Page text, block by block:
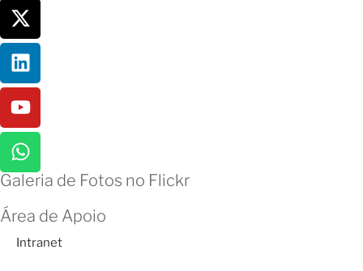
Galeria de Fotos no Flickr
Área de Apoio
Intranet